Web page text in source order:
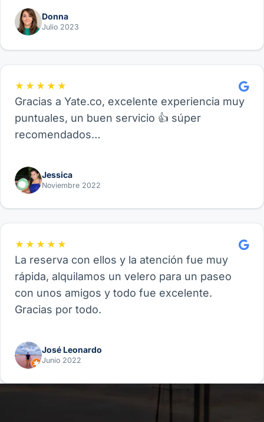
Donna
Julio 2023
★★★★★
Gracias a Yate.co, excelente experiencia muy
puntuales, un buen servicio 👍 súper
recomendados…
Jessica
Noviembre 2022
★★★★★
La reserva con ellos y la atención fue muy
rápida, alquilamos un velero para un paseo
con unos amigos y todo fue excelente.
Gracias por todo.
José Leonardo
Junio 2022